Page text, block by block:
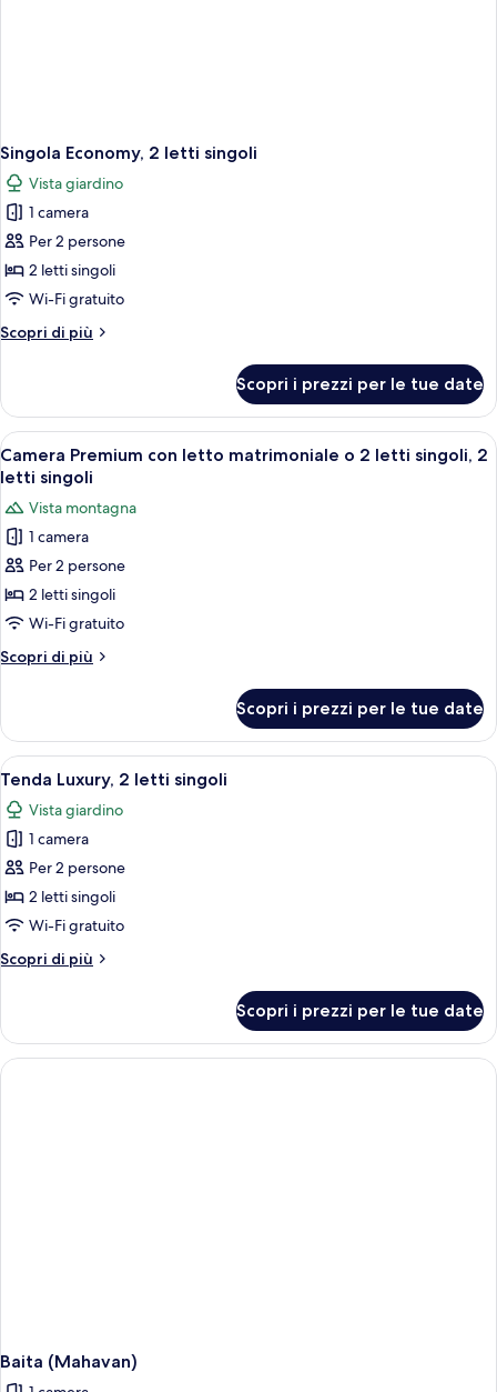
Singola Economy, 2 letti singoli
Vista giardino
1 camera
Per 2 persone
2 letti singoli
Wi-Fi gratuito
Scopri di più
Altri
Economy,
letti
singoli
Scopri i prezzi per le tue date
Apri
tutte
foto
per
Camera
Premium
con
letto
matrimoniale
2
letti
singoli,
2
letti
singoli
Una stanza con due letti a
2
Camera Premium con letto matrimoniale o 2 letti singoli, 2
letti singoli
Vista montagna
1 camera
Per 2 persone
2 letti singoli
Wi-Fi gratuito
Scopri di più
Altri
Premium
con
letto
matrimoniale
o
2
letti
singoli,
2
letti
singoli
Scopri i prezzi per le tue date
Apri
tutte
le
foto
per
Tenda
Luxury,
letti
Un sentiero conduce a una fila di
4
Tenda Luxury, 2 letti singoli
Vista giardino
1 camera
Per 2 persone
2 letti singoli
Wi-Fi gratuito
Scopri di più
Altri
Luxury,
letti
Scopri i prezzi per le tue date
Baita (Mahavan)